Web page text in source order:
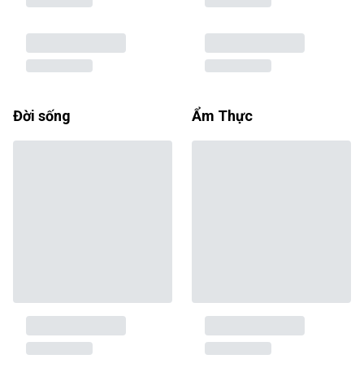
Đời sống Ẩm Thực